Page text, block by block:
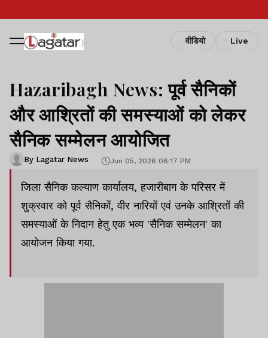
वीडियो Live
Hazaribagh News: पूर्व सैनिकों
और आश्रितों की समस्याओं को लेकर
सैनिक सम्मेलन आयोजित
By Lagatar News Jun 05, 2026 08:17 PM
जिला सैनिक कल्याण कार्यालय, हजारीबाग के परिसर में
शुक्रवार को पूर्व सैनिकों, वीर नारियों एवं उनके आश्रितों की
समस्याओं के निदान हेतु एक भव्य 'सैनिक सम्मेलन' का
आयोजन किया गया.